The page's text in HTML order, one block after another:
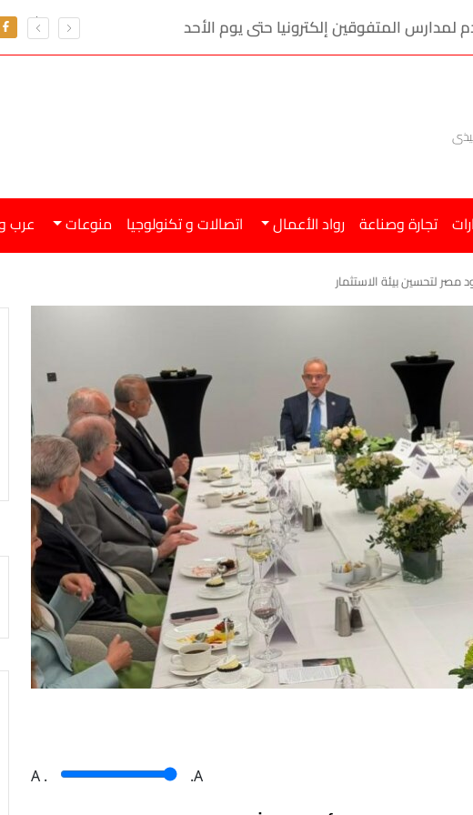
لمدارس المتفوقين إلكترونيا حتى يوم الأحد
تجارة وصناعة رواد الأعمال اتصالات و تكنولوجيا منوعات عرب
لتحسين بيئة الاستثمار
A . .A